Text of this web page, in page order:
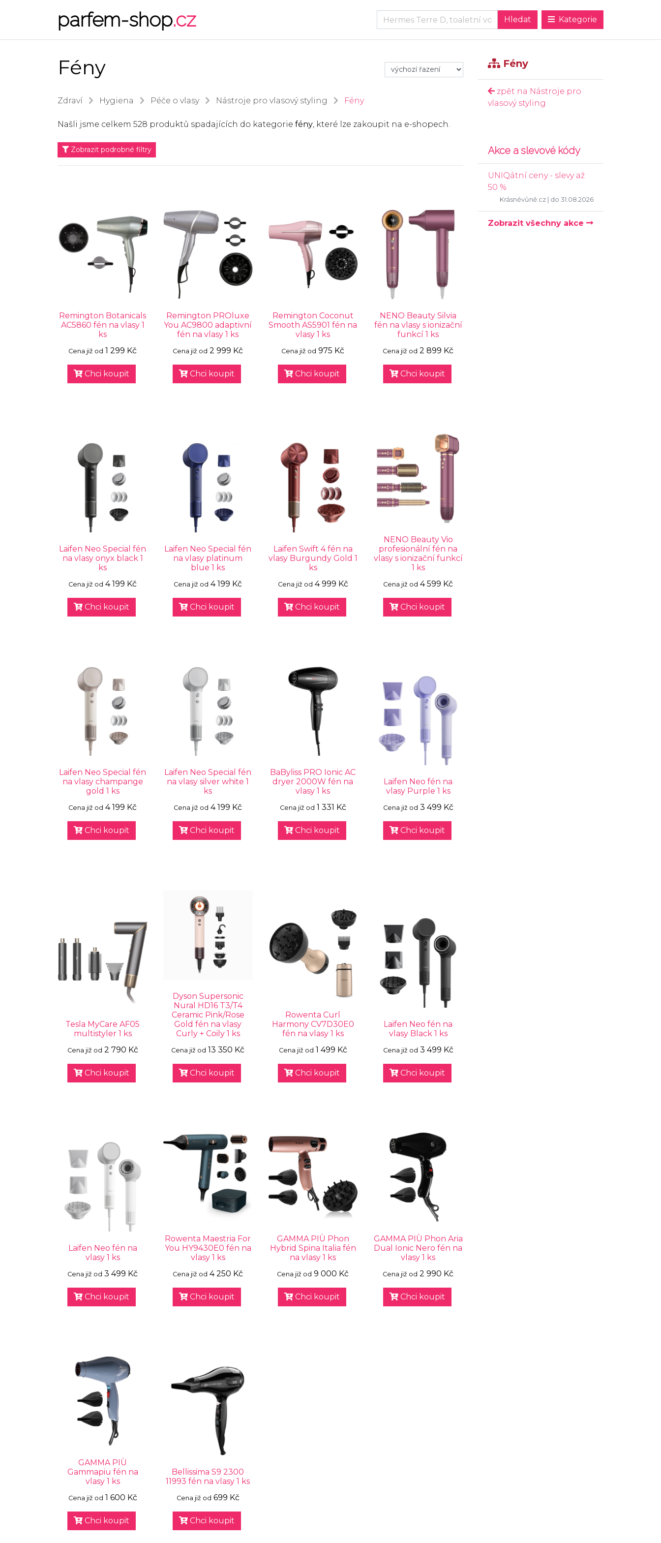
parfem-shop.cz Kategorie
Fény
Zdraví Hygiena Péče o vlasy Nástroje pro vlasový styling Fény
Našli jsme celkem 528 produktů spadajících do kategorie fény, které lze zakoupit na e-shopech.
Zobrazit podrobné filtry
Remington Botanicals
AC5860 fén na vlasy 1
ks
Cena již od 1 299 Kč
Chci koupit
Remington PROluxe
You AC9800 adaptivní
fén na vlasy 1 ks
Cena již od 2 999 Kč
Chci koupit
Remington Coconut
Smooth AS5901 fén na
vlasy 1 ks
Cena již od 975 Kč
Chci koupit
NENO Beauty Silvia
fén na vlasy s ionizační
funkcí 1 ks
Cena již od 2 899 Kč
Chci koupit
Laifen Neo Special fén
na vlasy onyx black 1
ks
Cena již od 4 199 Kč
Chci koupit
Laifen Neo Special fén
na vlasy platinum
blue 1 ks
Cena již od 4 199 Kč
Chci koupit
Laifen Swift 4 fén na
vlasy Burgundy Gold 1
ks
Cena již od 4 999 Kč
Chci koupit
NENO Beauty Vio
profesionální fén na
vlasy s ionizační funkcí
1 ks
Cena již od 4 599 Kč
Chci koupit
Laifen Neo Special fén
na vlasy champange
gold 1 ks
Cena již od 4 199 Kč
Chci koupit
Laifen Neo Special fén
na vlasy silver white 1
ks
Cena již od 4 199 Kč
Chci koupit
BaByliss PRO Ionic AC
dryer 2000W fén na
vlasy 1 ks
Cena již od 1 331 Kč
Chci koupit
Laifen Neo fén na
vlasy Purple 1 ks
Cena již od 3 499 Kč
Chci koupit
Tesla MyCare AF05
multistyler 1 ks
Cena již od 2 790 Kč
Chci koupit
Dyson Supersonic
Nural HD16 T3/T4
Ceramic Pink/Rose
Gold fén na vlasy
Curly + Coily 1 ks
Cena již od 13 350 Kč
Chci koupit
Rowenta Curl
Harmony CV7D30E0
fén na vlasy 1 ks
Cena již od 1 499 Kč
Chci koupit
Laifen Neo fén na
vlasy Black 1 ks
Cena již od 3 499 Kč
Chci koupit
Laifen Neo fén na
vlasy 1 ks
Cena již od 3 499 Kč
Chci koupit
Rowenta Maestria For
You HY9430E0 fén na
vlasy 1 ks
Cena již od 4 250 Kč
Chci koupit
GAMMA PIÙ Phon
Hybrid Spina Italia fén
na vlasy 1 ks
Cena již od 9 000 Kč
Chci koupit
GAMMA PIÙ Phon Aria
Dual Ionic Nero fén na
vlasy 1 ks
Cena již od 2 990 Kč
Chci koupit
GAMMA PIÙ
Gammapiu fén na
vlasy 1 ks
Cena již od 1 600 Kč
Chci koupit
Bellissima S9 2300
11993 fén na vlasy 1 ks
Cena již od 699 Kč
Chci koupit
Fény
zpět na Nástroje pro
vlasový styling
Akce a slevové kódy
UNIQátní ceny - slevy až
50 %
Krásnévůně.cz | do 31.08.2026
Zobrazit všechny akce